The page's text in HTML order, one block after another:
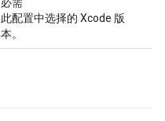
此配置中选择的 Xcode 版
本。